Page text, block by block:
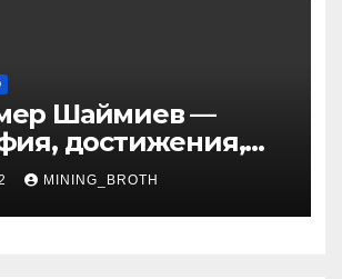
Шаймиев —
достижения,
MINING_BROTH